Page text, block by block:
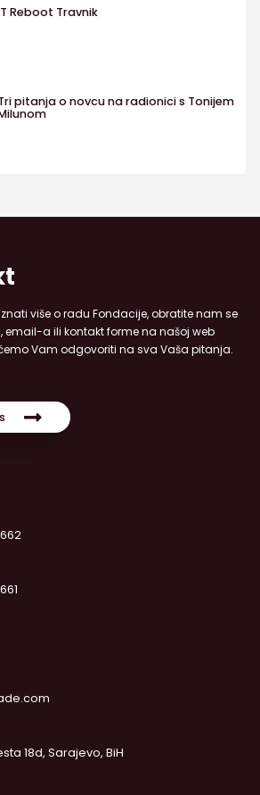
Reboot Travnik
pitanja o novcu na radionici s Tonijem
više o radu Fondacije, obratite nam se
email-a ili kontakt forme na našoj web
Vam odgovoriti na sva Vaša pitanja.
18d, Sarajevo, BiH